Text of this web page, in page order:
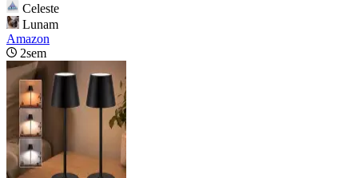
Celeste
Lunam
Amazon
2sem